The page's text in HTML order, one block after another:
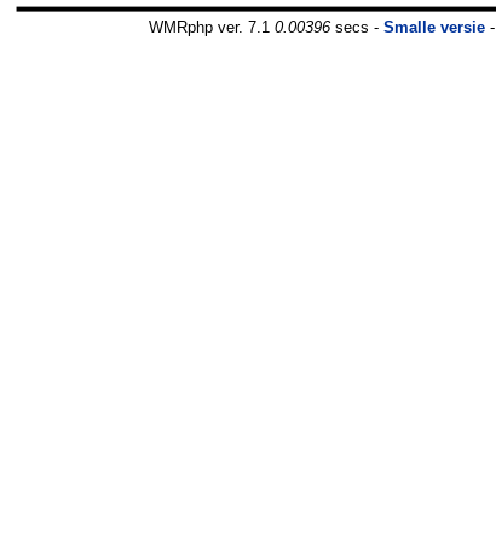
WMRphp ver. 7.1 0.00396secs - Smalle versie-